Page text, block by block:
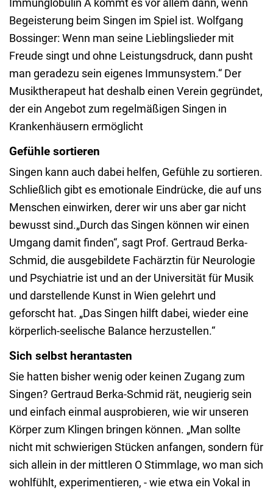
Immunglobulin A kommt es vor allem dann, wenn
Begeisterung beim Singen im Spiel ist. Wolfgang
Bossinger: Wenn man seine Lieblingslieder mit
Freude singt und ohne Leistungsdruck, dann pusht
man geradezu sein eigenes Immunsystem.“ Der
Musiktherapeut hat deshalb einen Verein gegründet,
der ein Angebot zum regelmäßigen Singen in
Krankenhäusern ermöglicht
Gefühle sortieren
Singen kann auch dabei helfen, Gefühle zu sortieren.
Schließlich gibt es emotionale Eindrücke, die auf uns
Menschen einwirken, derer wir uns aber gar nicht
bewusst sind.„Durch das Singen können wir einen
Umgang damit finden“, sagt Prof. Gertraud Berka-
Schmid, die ausgebildete Fachärztin für Neurologie
und Psychiatrie ist und an der Universität für Musik
und darstellende Kunst in Wien gelehrt und
geforscht hat. „Das Singen hilft dabei, wieder eine
körperlich-seelische Balance herzustellen.“
Sich selbst herantasten
Sie hatten bisher wenig oder keinen Zugang zum
Singen? Gertraud Berka-Schmid rät, neugierig sein
und einfach einmal ausprobieren, wie wir unseren
Körper zum Klingen bringen können. „Man sollte
nicht mit schwierigen Stücken anfangen, sondern für
sich allein in der mittleren O Stimmlage, wo man sich
wohlfühlt, experimentieren, - wie etwa ein Vokal in